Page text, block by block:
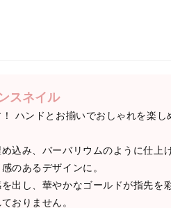
スネイル
ハンドとお揃いでおしゃれを楽し
込み、バーバリウムのように仕上
のあるデザインに。
出し、華やかなゴールドが指先を
おりません。